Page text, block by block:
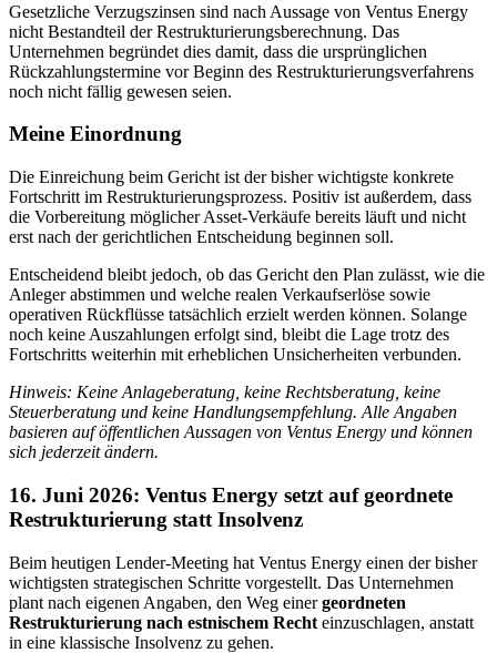
Gesetzliche Verzugszinsen sind nach Aussage von Ventus Energy
nicht Bestandteil der Restrukturierungsberechnung. Das
Unternehmen begründet dies damit, dass die ursprünglichen
Rückzahlungstermine vor Beginn des Restrukturierungsverfahrens
noch nicht fällig gewesen seien.
Meine Einordnung
Die Einreichung beim Gericht ist der bisher wichtigste konkrete
Fortschritt im Restrukturierungsprozess. Positiv ist außerdem, dass
die Vorbereitung möglicher Asset-Verkäufe bereits läuft und nicht
erst nach der gerichtlichen Entscheidung beginnen soll.
Entscheidend bleibt jedoch, ob das Gericht den Plan zulässt, wie die
Anleger abstimmen und welche realen Verkaufserlöse sowie
operativen Rückflüsse tatsächlich erzielt werden können. Solange
noch keine Auszahlungen erfolgt sind, bleibt die Lage trotz des
Fortschritts weiterhin mit erheblichen Unsicherheiten verbunden.
Hinweis: Keine Anlageberatung, keine Rechtsberatung, keine
Steuerberatung und keine Handlungsempfehlung. Alle Angaben
basieren auf öffentlichen Aussagen von Ventus Energy und können
sich jederzeit ändern.
16. Juni 2026: Ventus Energy setzt auf geordnete
Restrukturierung statt Insolvenz
Beim heutigen Lender-Meeting hat Ventus Energy einen der bisher
wichtigsten strategischen Schritte vorgestellt. Das Unternehmen
plant nach eigenen Angaben, den Weg einergeordneten
Restrukturierung nach estnischem Recht einzuschlagen, anstatt
in eine klassische Insolvenz zu gehen.